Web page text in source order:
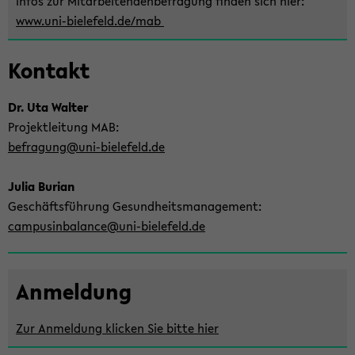
www.uni-​bielefeld.de/mab
Kon­takt
Dr. Uta Wal­ter
Pro­jekt­lei­tung MAB:
be­fra­gung@uni-​bielefeld.de
Julia Bu­ri­an
Ge­schäfts­füh­rung Ge­sund­heits­ma­nage­ment:
cam­pu­sin­ba­lan­ce@uni-​bielefeld.de
An­mel­dung
Zur An­mel­dung kli­cken Sie bitte hier